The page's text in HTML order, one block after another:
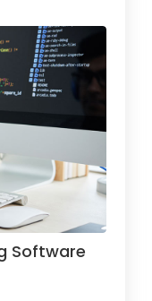
Software